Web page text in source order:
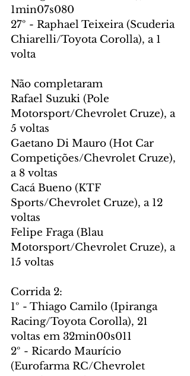
1min07s080
27º - Raphael Teixeira (Scuderia
Chiarelli/Toyota Corolla), a 1
volta
Não completaram
Rafael Suzuki (Pole
Motorsport/Chevrolet Cruze), a
5 voltas
Gaetano Di Mauro (Hot Car
Competições/Chevrolet Cruze),
a 8 voltas
Cacá Bueno (KTF
Sports/Chevrolet Cruze), a 12
voltas
Felipe Fraga (Blau
Motorsport/Chevrolet Cruze), a
15 voltas
Corrida 2:
1º - Thiago Camilo (Ipiranga
Racing/Toyota Corolla), 21
voltas em 32min00s011
2º - Ricardo Maurício
(Eurofarma RC/Chevrolet